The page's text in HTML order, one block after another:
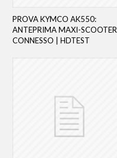
PROVA KYMCO AK550:
ANTEPRIMA MAXI-SCOOTER
CONNESSO | HDTEST